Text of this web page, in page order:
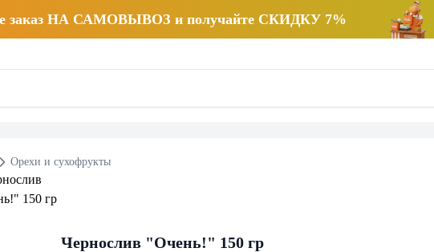
заказ НА САМОВЫВОЗ и получайте СКИДКУ 7%
Орехи и сухофрукты
Чернослив "Очень!" 150 гр